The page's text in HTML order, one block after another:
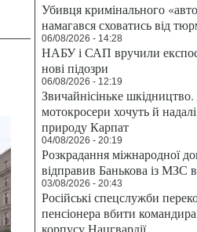
Убивця кримінального
намагався сховатись від
06/08/2026 - 14:28
НАБУ і САП вручили
нові підозри
06/08/2026 - 12:19
Звичайнісіньке
мотокросери хочуть й
природу Карпат
04/08/2026 - 20:19
Розкрадання міжнародної
відправив Банькова із МЗС
03/08/2026 - 20:43
Російські спецслужби
пенсіонера вбити
корпусу Нацгвардії